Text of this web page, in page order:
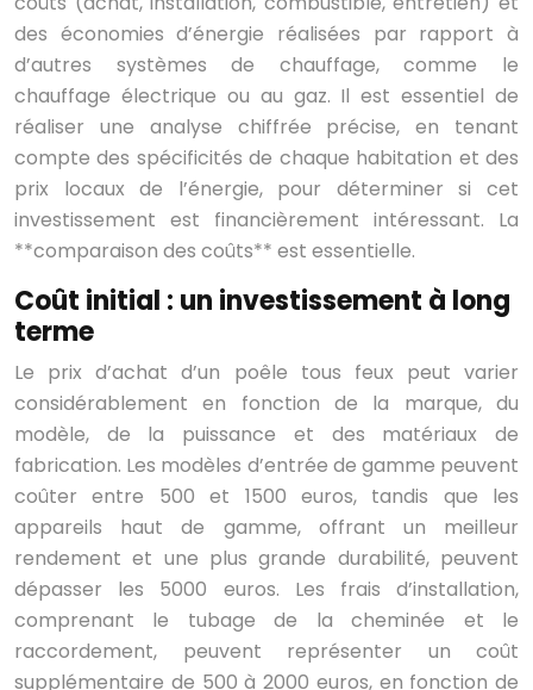
des économies d’énergie réalisées par rapport à
d’autres systèmes de chauffage, comme le
chauffage électrique ou au gaz. Il est essentiel de
réaliser une analyse chiffrée précise, en tenant
compte des spécificités de chaque habitation et des
prix locaux de l’énergie, pour déterminer si cet
investissement est financièrement intéressant. La
**comparaison des coûts** est essentielle.
Coût initial : un investissement à long
terme
Le prix d’achat d’un poêle tous feux peut varier
considérablement en fonction de la marque, du
modèle, de la puissance et des matériaux de
fabrication. Les modèles d’entrée de gamme peuvent
coûter entre 500 et 1500 euros, tandis que les
appareils haut de gamme, offrant un meilleur
rendement et une plus grande durabilité, peuvent
dépasser les 5000 euros. Les frais d’installation,
comprenant le tubage de la cheminée et le
raccordement, peuvent représenter un coût
supplémentaire de 500 à 2000 euros, en fonction de